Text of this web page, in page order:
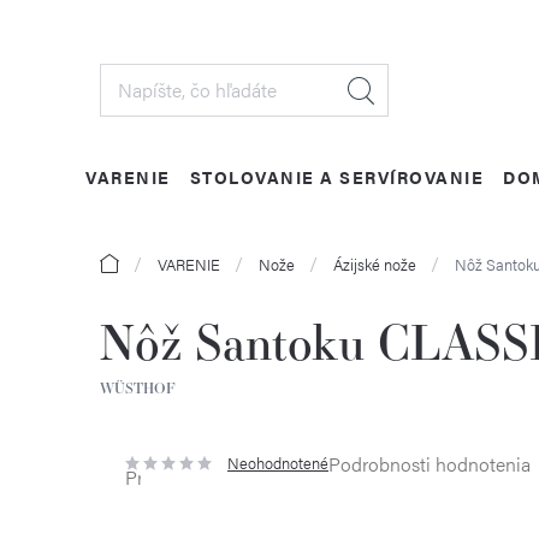
VARENIE STOLOVANIE A SERVÍROVANIE
DomovVARENIE Nože Ázijské nože Nôž
Nôž Santoku
WÜSTHOF
Priemerné
hodnotenie
NeohodnotenéPodrobnosti hodnotenia